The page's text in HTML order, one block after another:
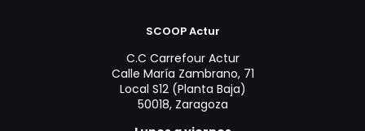
SCOOP Actur
C.C Carrefour Actur
Calle María Zambrano, 71
Local S12 (Planta Baja)
50018, Zaragoza